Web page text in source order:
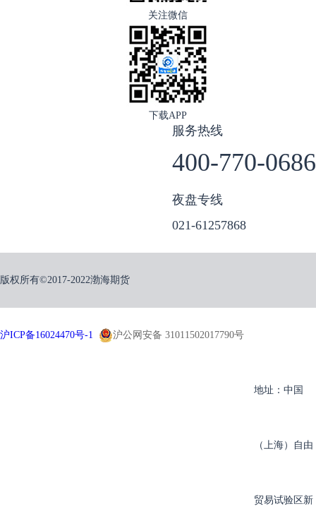
关注微信
下载APP
服务热线
400-770-0686
夜盘专线
021-61257868
版权所有©2017-2022渤海期货
沪ICP备16024470号-1 沪公网安备 31011502017790号
地址：中国
（上海）自由
贸易试验区新